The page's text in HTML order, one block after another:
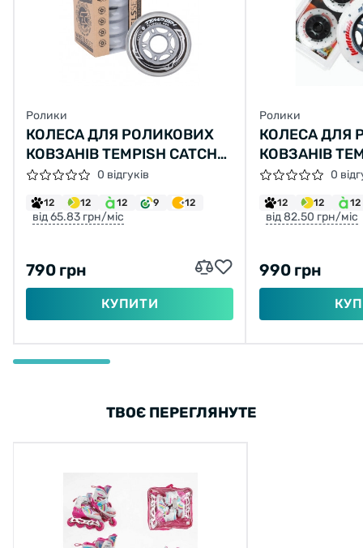
Ролики
КОЛЕСА ДЛЯ РОЛИКОВИХ
КОВЗАНІВ TEMPISH CATCH
76X24 82A0 відгуків
12 12 12 9 12
від 65.83 грн/міс
790 грн
КУПИТИ
Ролики
КОЛЕСА ДЛЯ
КОВЗАНІВ
76X24 85A0
12 12 12
від 82.50 грн/міс
990 грн
ТВОЄ ПЕРЕГЛЯНУТЕ